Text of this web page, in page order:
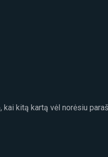
kitą kartą vėl norėsiu